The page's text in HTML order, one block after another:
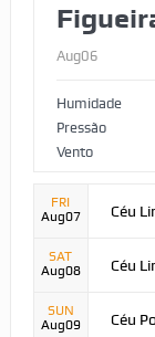
Aug06
Humidade
Pressão
Vento
FRI
Aug07
Céu
SAT
Aug08
Céu
SUN
Aug09
Céu